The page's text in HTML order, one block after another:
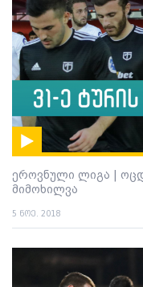
ეროვნული ლიგა |
მიმოხილვა
5 ნოე. 2018